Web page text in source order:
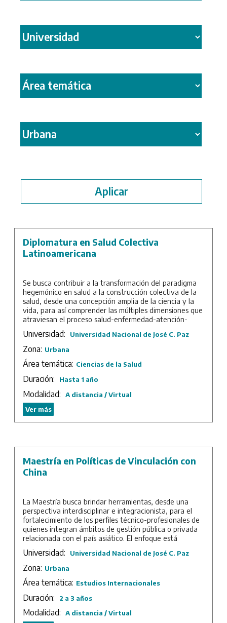
Diplomatura en Salud Colectiva
Latinoamericana
Se busca contribuir a la transformación del paradigma
hegemónico en salud a la construcción colectiva de la
salud, desde una concepción amplia de la ciencia y la
vida, para así comprender las múltiples dimensiones que
atraviesan el proceso salud-enfermedad-atención-
Esta propuesta de formación está destinada a ampliar
el horizonte epistemológico de la salud, promoviendo
líneas de investigación, docencia y gestión, pensadas
latinoamericanas, apuntado a la construcción
intercultural e interdisciplinar, aportando un enfoque
crítico desde las ciencias sociales en salud.
Duración: 7 meses más Trabajo Integrador Final.
Universidad: Universidad Nacional de José C. Paz
Zona: Urbana
Área temática: Ciencias de la Salud
Duración: Hasta 1 año
Modalidad:
A distancia / Virtual
Ver más
Maestría en Políticas de Vinculación con
China
La Maestría busca brindar herramientas, desde una
perspectiva interdisciplinar e integracionista, para el
fortalecimiento de los perfiles técnico-profesionales de
quienes integran ámbitos de gestión pública o privada
relacionada con el país asiático. El enfoque está
orientado al abordaje del proceso de vinculación y
participación en procesos de cooperación desde la
gestión pública, privada y de las organizaciones
Universidad: Universidad Nacional de José C. Paz
Zona: Urbana
Área temática: Estudios Internacionales
Duración: 2 a 3 años
Modalidad:
A distancia / Virtual